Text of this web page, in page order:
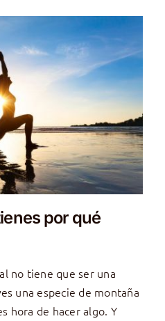
por qué
no tiene que ser una
una especie de montaña
hora de hacer algo. Y